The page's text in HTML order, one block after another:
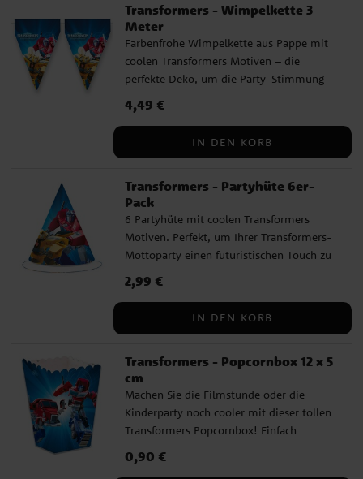
Transformers - Wimpelkette 3
Meter
Farbenfrohe Wimpelkette aus Pappe mit
coolen Transformers Motiven – die
perfekte Deko, um die Party-Stimmung
lang, und jeder Wimpel misst etwa 24,5
Preis:4,49 €
4,49 €
IN DEN KORB
Transformers - Partyhüte 6er-
Pack
6 Partyhüte mit coolen Transformers
Motiven. Perfekt, um Ihrer Transformers-
Mottoparty einen futuristischen Touch zu
und werden mit einem Gummiband
Preis :2,99 €
2,99 €
IN DEN KORB
Transformers - Popcornbox 12 x 5
cm
Machen Sie die Filmstunde oder die
Kinderparty noch cooler mit dieser tollen
Transformers Popcornbox! Einfach
und mit den Maßen 12 x 5 cm – perfekt für
Preis: 0,90 €
0,90 €